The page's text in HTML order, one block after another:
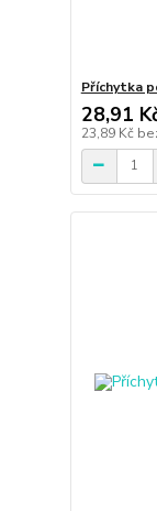
Příchytka
28,91
23,89 Kč